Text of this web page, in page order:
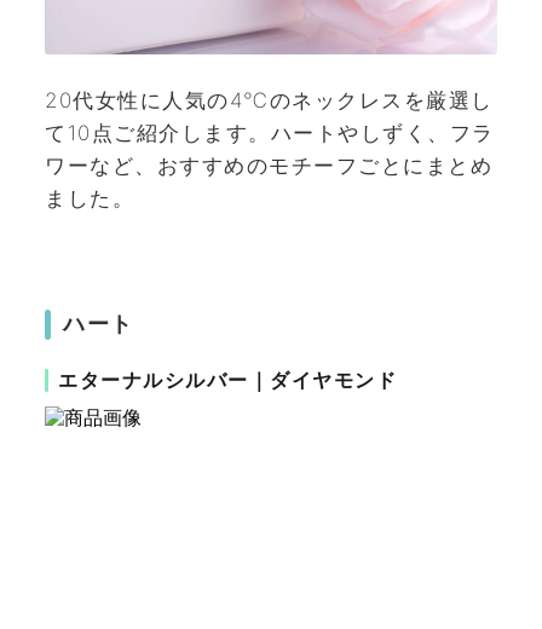
20代女性に人気の4℃のネックレスを厳選し
て10点ご紹介します。ハートやしずく、フラ
ワーなど、おすすめのモチーフごとにまとめ
ました。
ハート
エターナルシルバー｜ダイヤモンド